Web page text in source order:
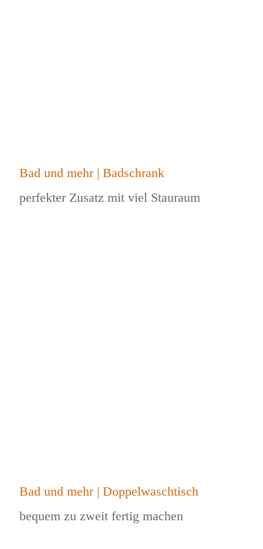
Bad und mehr | Badschrank
perfekter Zusatz mit viel Stauraum
Bad und mehr | Doppelwaschtisch
bequem zu zweit fertig machen